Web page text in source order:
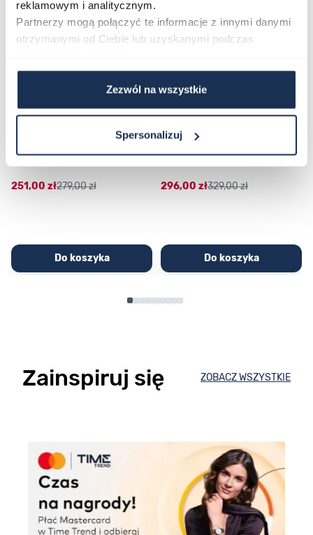
reklamowym i analitycznym.
Partnerzy mogą połączyć te informacje z innymi danymi
otrzymanymi od Ciebie lub uzyskanymi podczas
Zezwól na wszystkie
Spersonalizuj
CASIO Sport AE-1200WHD-
03362600
251,00 zł279,00 zł
Do koszyka
Casio Sport AQ-230GA-
9DMQYES
03311457
296,00 zł329,00 zł
Do koszyka
Zainspiruj się ZOBACZ WSZYSTKIE